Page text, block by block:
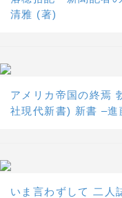
清雅 (著)
アメリカ帝国の終焉
社現代新書) 新書 –
いま言わずして 二人